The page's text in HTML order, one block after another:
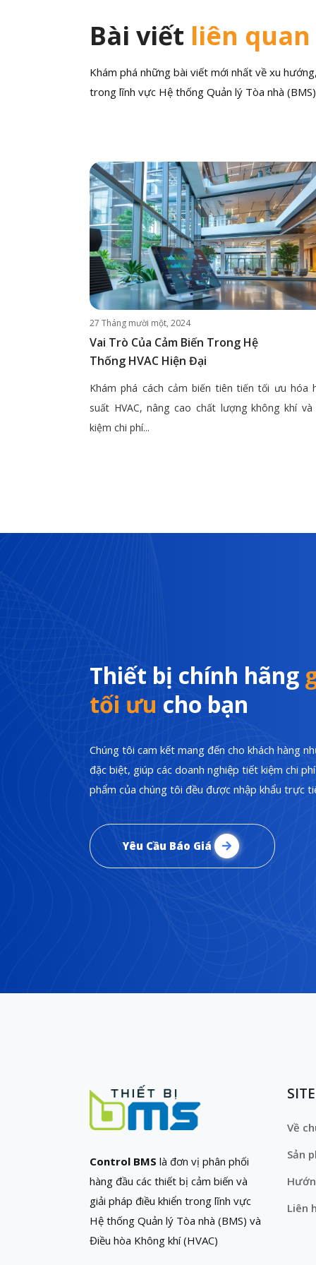
Bài viết liên quan
Khám phá những bài viết mới nhất về xu
trong lĩnh vực Hệ thống Quản lý Tòa nhà
27 Tháng mười một, 2024
Vai Trò Của Cảm Biến Trong Hệ
Thống HVAC Hiện Đại
Khám phá cách cảm biến tiên tiến tối ưu hóa
suất HVAC, nâng cao chất lượng không khí
kiệm chi phí...
Thiết bị chính hãng
tối ưu cho bạn
Chúng tôi cam kết mang đến cho khách hàng
đặc biệt, giúp các doanh nghiệp tiết kiệm chi
phẩm của chúng tôi đều được nhập khẩu trực
Yêu Cầu Báo Giá
Control BMS là đơn vị phân phối
hàng đầu các thiết bị cảm biến và
giải pháp điều khiển trong lĩnh vực
Hệ thống Quản lý Tòa nhà (BMS) và
Điều hòa Không khí (HVAC)
Về
Sản
Liên